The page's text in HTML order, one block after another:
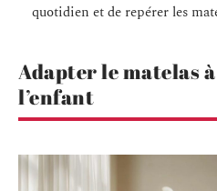
quotidien et de repérer les
Adapter le matelas
l’enfant